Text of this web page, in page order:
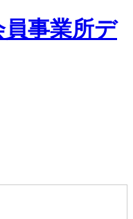
事業所デ